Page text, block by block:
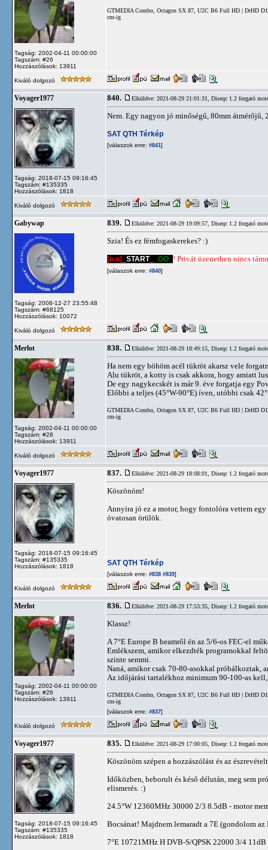
Tagság: 2002-04-11 00:00:00
Tagszám: #26
Hozzászólások: 13911
GTMEDIA Combo, Octagon SX 87, U2C B6 Full HD | DrHD
cm-ig
Kiváló dolgozó
Voyager1977
Tagság: 2018-07-15 09:16:45
Tagszám: #135335
Hozzászólások: 1818
840. Elküldve: 2021-08-29 21:01:31, Diseqc 1.2 forgató
Nem. Egy nagyon jó minőségű, 80mm átmérőjű,
SAT QTH Térkép
[válaszok erre: #841]
Kiváló dolgozó
Gabywap
Tagság: 2008-12-27 23:55:48
Tagszám: #68125
Hozzászólások: 10072
839. Elküldve: 2021-08-29 19:09:57, Diseqc 1.2 forgató
Szia! És ez fémfogaskerekes? :)
[o.o] _START_ _GO_ ! Privát üzenetben nincs
[válaszok erre: #840]
Kiváló dolgozó
Merlot
Tagság: 2002-04-11 00:00:00
Tagszám: #26
Hozzászólások: 13911
838. Elküldve: 2021-08-29 18:49:15, Diseqc 1.2 forgató
Ha nem egy böhöm acél tükröt akarsz vele
Alu tükröt, a kotty is csak akkora, hogy amiatt
De egy nagykecskét is már 9. éve forgatja egy
Előbbi a teljes (45°W-90°E) íven, utóbbi csak
GTMEDIA Combo, Octagon SX 87, U2C B6 Full HD | DrHD
cm-ig
Kiváló dolgozó
Voyager1977
Tagság: 2018-07-15 09:16:45
Tagszám: #135335
Hozzászólások: 1818
837. Elküldve: 2021-08-29 18:08:01, Diseqc 1.2 forgató
Köszönöm!
Annyira jó ez a motor, hogy fontolóra vettem
óvatosan örülök.
SAT QTH Térkép
[válaszok erre: #838 #839]
Kiváló dolgozó
Merlot
Tagság: 2002-04-11 00:00:00
Tagszám: #26
Hozzászólások: 13911
836. Elküldve: 2021-08-29 17:53:35, Diseqc 1.2 forgató
Klassz!
A 7°E Europe B beamről én az 5/6-os FEC-el
Emlékszem, amikor elkezdték programokkal
szinte semmi.
Naná, amikor csak 70-80-asokkal próbálkoztak,
Az időjárási tartalékhoz minimum 90-100-as
GTMEDIA Combo, Octagon SX 87, U2C B6 Full HD | DrHD
cm-ig
[válaszok erre: #837]
Kiváló dolgozó
Voyager1977
Tagság: 2018-07-15 09:16:45
Tagszám: #135335
Hozzászólások: 1818
835. Elküldve: 2021-08-29 17:00:05, Diseqc 1.2 forgató
Köszönöm szépen a hozzászólást és az
Időközben, beborult és késő délután, meg sem
elismerés. :)
24.5°W 12360MHz 30000 2/3 8.5dB - motor
Bocsánat! Majdnem lemaradt a 7E (gondolom az
7°E 10721MHz H DVB-S/QPSK 22000 3/4 11dB